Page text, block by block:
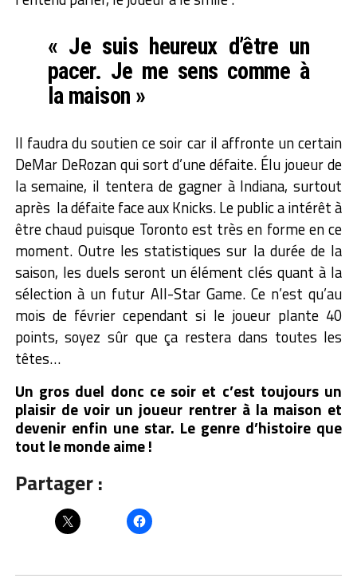
« Je suis heureux d’être un
pacer. Je me sens comme à
la maison »
Il faudra du soutien ce soir car il affronte un certain
DeMar DeRozan qui sort d’une défaite. Élu joueur de
la semaine, il tentera de gagner à Indiana, surtout
après la défaite face aux Knicks. Le public a intérêt à
être chaud puisque Toronto est très en forme en ce
moment. Outre les statistiques sur la durée de la
saison, les duels seront un élément clés quant à la
sélection à un futur All-Star Game. Ce n’est qu’au
mois de février cependant si le joueur plante 40
points, soyez sûr que ça restera dans toutes les
têtes…
Un gros duel donc ce soir et c’est toujours un
plaisir de voir un joueur rentrer à la maison et
devenir enfin une star. Le genre d’histoire que
tout le monde aime !
Partager :